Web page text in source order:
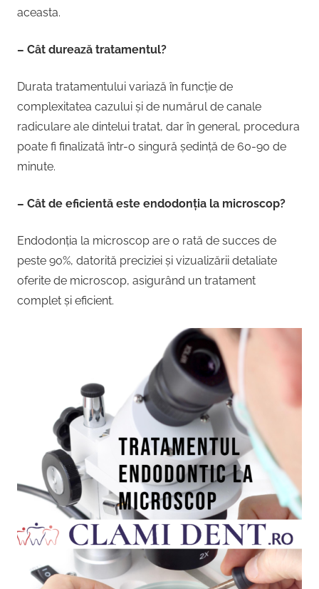
aceasta.
– Cât durează tratamentul?
Durata tratamentului variază în funcție de
complexitatea cazului și de numărul de canale
radiculare ale dintelui tratat, dar în general, procedura
poate fi finalizată într-o singură ședință de 60-90 de
minute.
– Cât de eficientă este endodonția la microscop?
Endodonția la microscop are o rată de succes de
peste 90%, datorită preciziei și vizualizării detaliate
oferite de microscop, asigurând un tratament
complet și eficient.